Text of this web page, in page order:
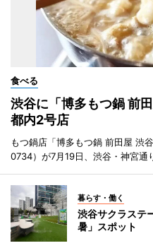
食べる
渋谷に「博多もつ鍋 前
都内2号店
もつ鍋店「博多もつ鍋 前田屋 渋
0734）が7月19日、渋谷・神宮通
暮らす・働く
渋谷サクラステ
暑」スポット